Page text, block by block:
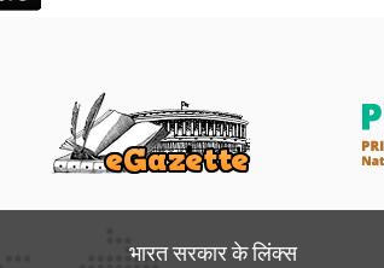
भारत सरकार के लिंक्‍स